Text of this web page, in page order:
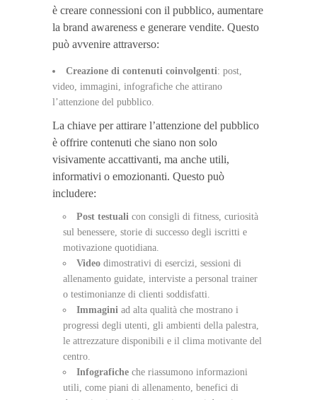
è creare connessioni con il pubblico, aumentare
la brand awareness e generare vendite. Questo
può avvenire attraverso:
Creazione di contenuti coinvolgenti: post,
video, immagini, infografiche che attirano
l’attenzione del pubblico.
La chiave per attirare l’attenzione del pubblico
è offrire contenuti che siano non solo
visivamente accattivanti, ma anche utili,
informativi o emozionanti. Questo può
includere:
Post testuali con consigli di fitness, curiosità
sul benessere, storie di successo degli iscritti e
motivazione quotidiana.
Video dimostrativi di esercizi, sessioni di
allenamento guidate, interviste a personal trainer
o testimonianze di clienti soddisfatti.
Immagini ad alta qualità che mostrano i
progressi degli utenti, gli ambienti della palestra,
le attrezzature disponibili e il clima motivante del
centro.
Infografiche che riassumono informazioni
utili, come piani di allenamento, benefici di